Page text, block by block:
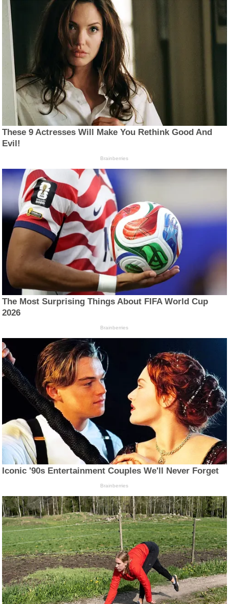
These 9 Actresses Will Make You Rethink Good And
Evil!
Brainberries
The Most Surprising Things About FIFA World Cup
2026
Brainberries
Iconic '90s Entertainment Couples We'll Never Forget
Brainberries